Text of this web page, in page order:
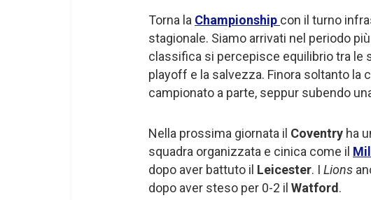
Torna la Championship con il turno
stagionale. Siamo arrivati nel periodo
classifica si percepisce equilibrio tra le
playoff e la salvezza. Finora soltanto la
campionato a parte, seppur subendo
Nella prossima giornata il Coventry ha
squadra organizzata e cinica come il
dopo aver battuto il Leicester. I Lions
dopo aver steso per 0-2 il Watford .